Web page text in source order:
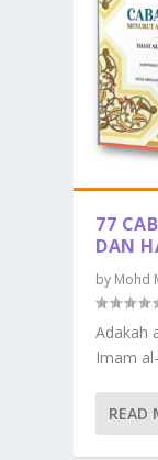
77
DAN
by Mohd
Adakah
Imam
READ